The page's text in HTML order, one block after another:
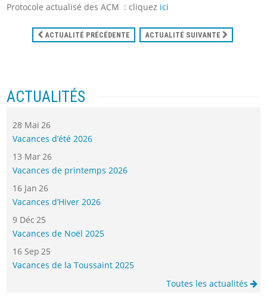
Protocole actualisé des ACM : cliquez ici
ACTUALITÉ PRÉCÉDENTE ACTUALITÉ SUIVANTE
ACTUALITÉS
28 Mai 26
Vacances d’été 2026
13 Mar 26
Vacances de printemps 2026
16 Jan 26
Vacances d’Hiver 2026
9 Déc 25
Vacances de Noël 2025
16 Sep 25
Vacances de la Toussaint 2025
Toutes les actualités